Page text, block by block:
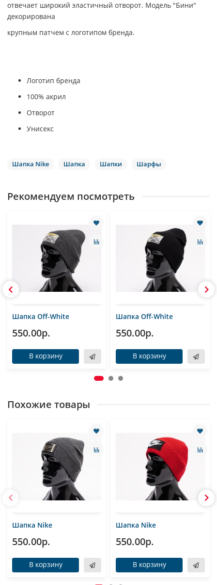
отвечает широкий эластичный отворот. Модель "Бини"
декорирована
крупным патчем с логотипом бренда.
Логотип бренда
100% акрил
Отворот
Унисекс
Шапка Nike Шапка Шапки Шарфы
Рекомендуем посмотреть
Шапка Off-White
550.00р.
В корзину
Шапка Off-White
550.00р.
В корзину
Похожие товары
Шапка Nike
550.00р.
В корзину
Шапка Nike
550.00р.
В корзину